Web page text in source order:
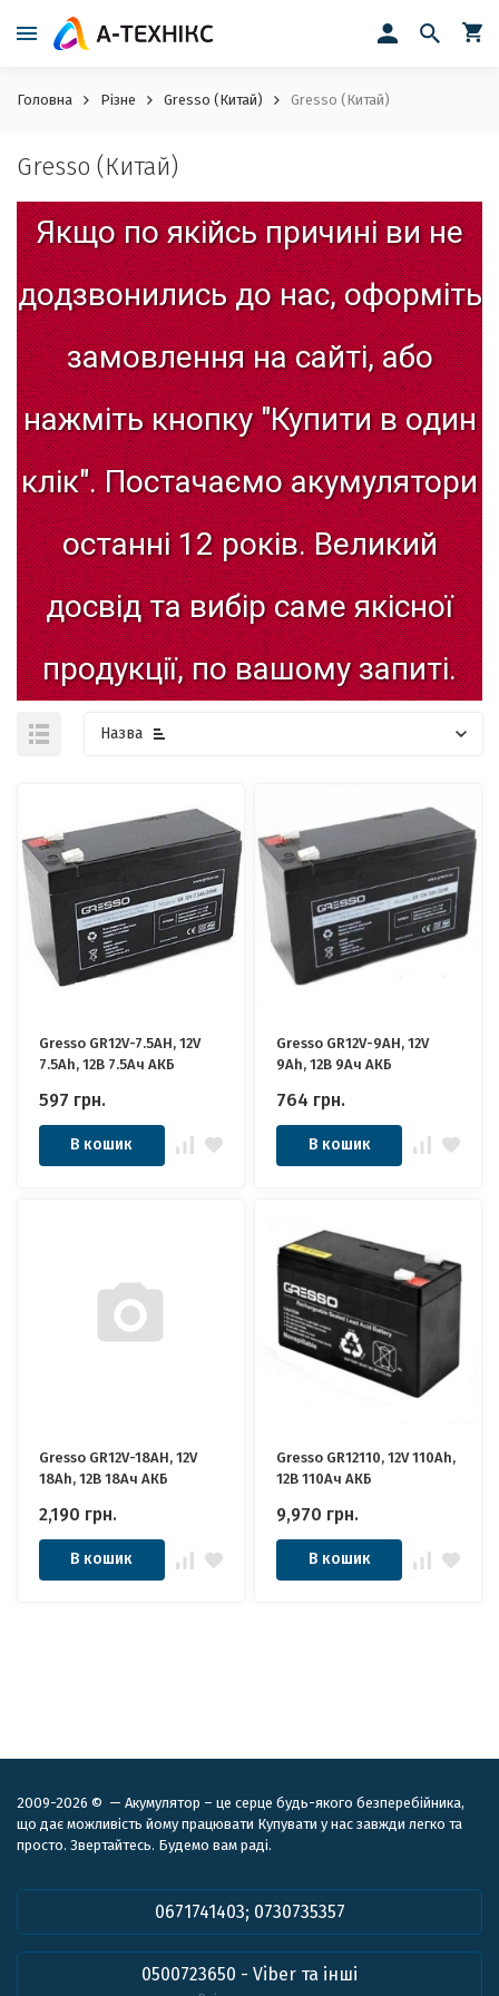
Головна Різне Gresso (Китай) Gresso (Китай)
Gresso (Китай)
Якщо по якійсь причині ви не
додзвонились до нас, оформіть
замовлення на сайті, або
нажміть кнопку "Купити в один
клік". Постачаємо акумулятори
останні 12 років. Великий
досвід та вибір саме якісної
продукції, по вашому запиті.
Назва
Gresso GR12V-7.5AH, 12V
7.5Ah, 12В 7.5Ач АКБ
597 грн.
В кошик
Gresso GR12V-9AH, 12V
9Ah, 12В 9Ач АКБ
764 грн.
В кошик
Gresso GR12V-18AH, 12V
18Ah, 12В 18Ач АКБ
2,190 грн.
В кошик
Gresso GR12110, 12V 110Ah,
12В 110Ач АКБ
9,970 грн.
В кошик
2009-2026 © — Акумулятор – це серце будь-якого безперебійника,
що дає можливість йому працювати Купувати у нас завжди легко та
просто. Звертайтесь. Будемо вам раді.
0671741403; 0730735357
0500723650 - Viber та інші